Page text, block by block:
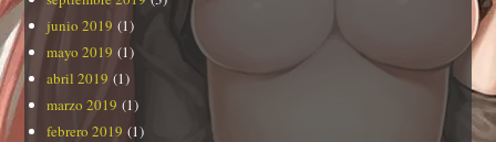
junio 2019 (1)
mayo 2019 (1)
abril 2019 (1)
marzo 2019 (1)
febrero 2019 (1)